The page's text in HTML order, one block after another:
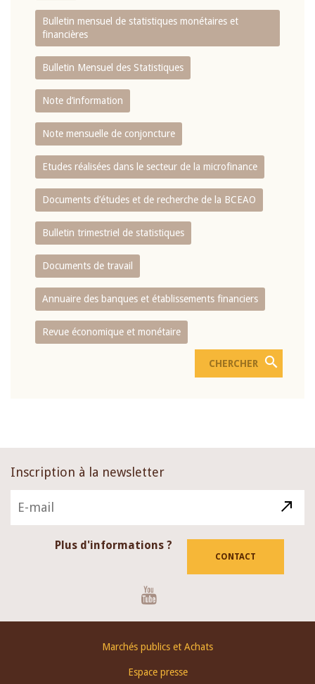
Bulletin mensuel de statistiques monétaires et
financières
Bulletin Mensuel des Statistiques
Note d’information
Note mensuelle de conjoncture
Etudes réalisées dans le secteur de la microfinance
Documents d’études et de recherche de la BCEAO
Bulletin trimestriel de statistiques
Documents de travail
Annuaire des banques et établissements financiers
Revue économique et monétaire
Inscription à la newsletter
Plus d'informations ?
CONTACT
Marchés publics et Achats
Espace presse